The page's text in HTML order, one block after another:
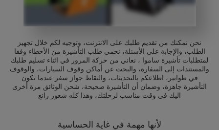
نحن نمكنك من تقديم طلبك على الانترنت، وتوجيه لكم خلال تجهيز
الطلب، والإجابة على الأسئلة، نحمي طلب التأشيرة من الأخطاء وفقا
لمتطلبات تأشيرة ساموا ، نعاني من حركة المرور في اثناء تسليم طلبك
والمستندات إلى السفارة، والبحث عن أماكن وقوف السيارات، والوقوف
في طوابير، اطلاعكم بالتحديثات، والتقاط جواز سفر عندما تكون
التأشيرة جاهزة، وضمان أن التأشيرة صحيحة، شحن الوثائق مرة أخرى
اليك في وقت مناسب لرحلتك، وهذا كله شعور رائع
لأنها مهمة في غاية الحساسية